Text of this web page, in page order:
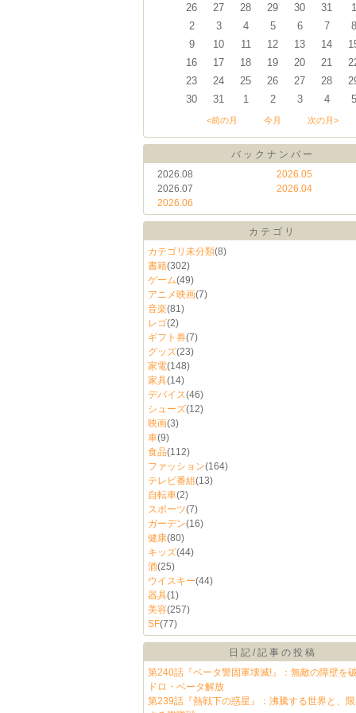
26
27 28 29 30 31
1
2
3 4 5 6 7
8
9
10 11 12 13 14
16
17 18 19 20 21
23
24 25 26 27 28
30
31 1 2 3 4 5
<前の月 今月 次の月>
バックナンバー
2026.08
2026.07
2026.06
2026.05
2026.04
カテゴリ
カテゴリ未分類(8)
書籍(302)
ゲーム(49)
アニメ映画(7)
音楽(81)
レゴ(2)
ギフト券(7)
グッズ(23)
家電(148)
家具(14)
デバイス(46)
シューズ(12)
映画(3)
車(9)
食品(112)
ファッション(164)
テレビ番組(13)
自転車(2)
スポーツ(7)
ガーデン(16)
健康(80)
キッズ(44)
酒(25)
ウイスキー(44)
器具(1)
美容(257)
SF(77)
日記/記事の投稿
第240話『ベータ警固軍壊滅!』：無敵の障壁を
ドロ・ベータ解放
第239話『熱戦下の惑星』：沸騰する世界と、